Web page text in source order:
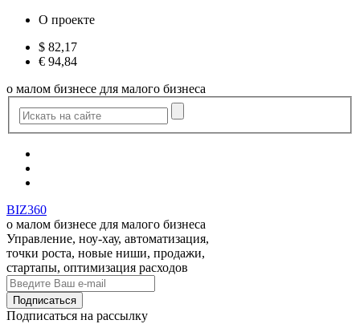
О проекте
$ 82,17
€ 94,84
о малом бизнесе для малого бизнеса
BIZ360
о малом бизнесе для малого бизнеса
Управление, ноу-хау, автоматизация,
точки роста, новые ниши, продажи,
стартапы, оптимизация расходов
Подписаться на рассылку